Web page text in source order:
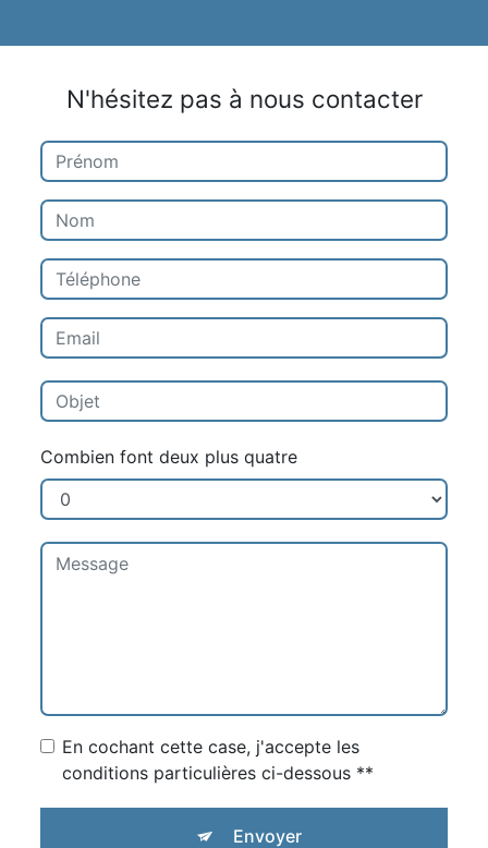
N'hésitez pas à nous contacter
Combien font deux plus quatre
En cochant cette case, j'accepte les
conditions particulières ci-dessous **
Envoyer